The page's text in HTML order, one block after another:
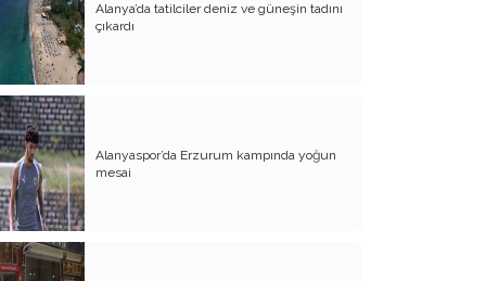
İRADESİ
EKMEK
BAKKAL KÜLTÜRÜ VE BAKKAL
DEFTERİ
SEÇİMDEN ÖĞRETİLER
BİLGİ ÇAĞI SONRASI İNSAN ÇAĞI
BAŞLAYACAKTIR
ESKİ BAYRAMLARI YENİ BAYRAMLAR
KOVDU
Alanya’da tatilciler deniz ve güneşin tadını
çıkardı
Alanyaspor’da Erzurum kampında yoğun
mesai